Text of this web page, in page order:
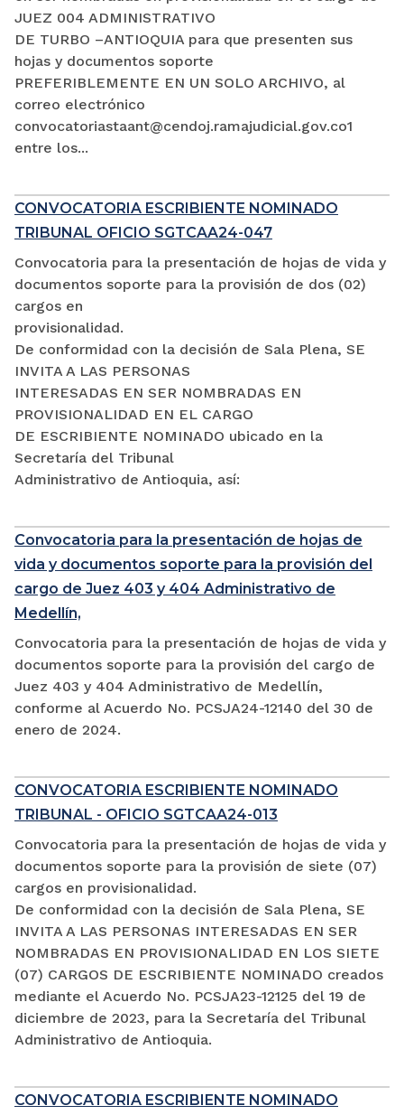
JUEZ 004 ADMINISTRATIVO
DE TURBO –ANTIOQUIA para que presenten sus
hojas y documentos soporte
PREFERIBLEMENTE EN UN SOLO ARCHIVO, al
correo electrónico
convocatoriastaant@cendoj.ramajudicial.gov.co1
entre los...
CONVOCATORIA ESCRIBIENTE NOMINADO
TRIBUNAL OFICIO SGTCAA24-047
Convocatoria para la presentación de hojas de vida y
documentos soporte para la provisión de dos (02)
cargos en
provisionalidad.
De conformidad con la decisión de Sala Plena, SE
INVITA A LAS PERSONAS
INTERESADAS EN SER NOMBRADAS EN
PROVISIONALIDAD EN EL CARGO
DE ESCRIBIENTE NOMINADO ubicado en la
Secretaría del Tribunal
Administrativo de Antioquia, así:
Convocatoria para la presentación de hojas de
vida y documentos soporte para la provisión del
cargo de Juez 403 y 404 Administrativo de
Medellín,
Convocatoria para la presentación de hojas de vida y
documentos soporte para la provisión del cargo de
Juez 403 y 404 Administrativo de Medellín,
conforme al Acuerdo No. PCSJA24-12140 del 30 de
enero de 2024.
CONVOCATORIA ESCRIBIENTE NOMINADO
TRIBUNAL - OFICIO SGTCAA24-013
Convocatoria para la presentación de hojas de vida y
documentos soporte para la provisión de siete (07)
cargos en provisionalidad.
De conformidad con la decisión de Sala Plena, SE
INVITA A LAS PERSONAS INTERESADAS EN SER
NOMBRADAS EN PROVISIONALIDAD EN LOS SIETE
(07) CARGOS DE ESCRIBIENTE NOMINADO creados
mediante el Acuerdo No. PCSJA23-12125 del 19 de
diciembre de 2023, para la Secretaría del Tribunal
Administrativo de Antioquia.
CONVOCATORIA ESCRIBIENTE NOMINADO